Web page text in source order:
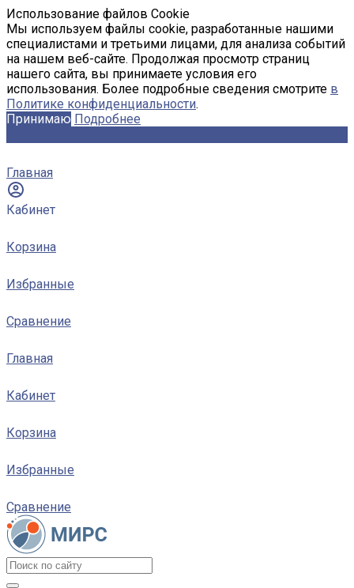
Использование файлов Cookie
Мы используем файлы cookie, разработанные нашими
специалистами и третьими лицами, для анализа событий
на нашем веб-сайте. Продолжая просмотр страниц
нашего сайта, вы принимаете условия его
использования. Более подробные сведения смотрите в
Политике конфиденциальности.
Принимаю Подробнее
Главная
Кабинет
Корзина
Избранные
Сравнение
Главная
Кабинет
Корзина
Избранные
Сравнение